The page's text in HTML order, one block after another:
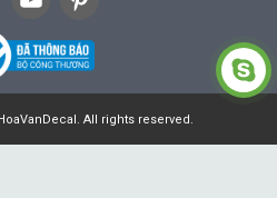
All rights reserved.